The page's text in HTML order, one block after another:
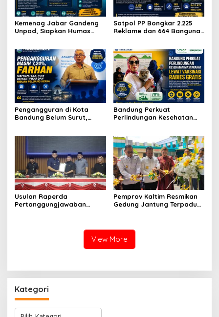
Kemenag Jabar Gandeng
Unpad, Siapkan Humas
Satpol PP Bongkar 2.225
Reklame dan 664 Bangunan
Pengangguran di Kota
Bandung Belum Surut,
Bandung Perkuat
Perlindungan Kesehatan
Tingkat Kelurahan
Usulan Raperda
Pertanggungjawaban
Pemprov Kaltim Resmikan
Gedung Jantung Terpadu
View More
Kategori
K